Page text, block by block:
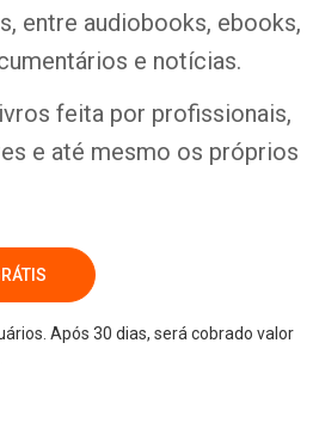
entre audiobooks, ebooks,
e notícias.
feita por profissionais,
e até mesmo os próprios
Após 30 dias, será cobrado valor
Whatsapp Facebook